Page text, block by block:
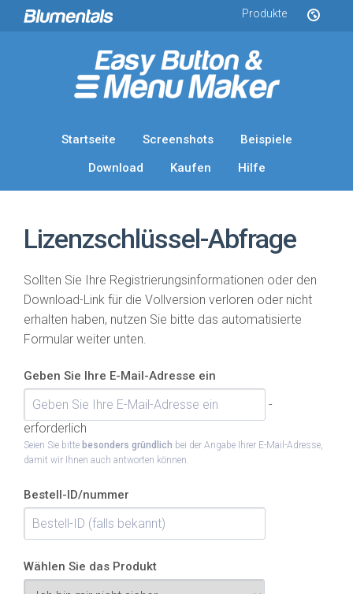
Produkte
Startseite Screenshots
Beispiele
Download
Kaufen Hilfe
Lizenzschlüssel-Abfrage
Sollten Sie Ihre Registrierungsinformationen oder den
Download-Link für die Vollversion verloren oder nicht
erhalten haben, nutzen Sie bitte das automatisierte
Formular weiter unten.
Geben Sie Ihre E-Mail-Adresse ein
-
erforderlich
Seien Sie bitte besonders gründlich bei der Angabe Ihrer E-Mail-Adresse,
damit wir Ihnen auch antworten können.
Bestell-ID/nummer
Wählen Sie das Produkt